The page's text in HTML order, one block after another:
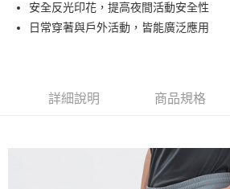
貨到付款
安全反光印花，提高夜間活動安全性
日常穿著與戶外活動，皆能廣泛應用
詳細說明 商品規格